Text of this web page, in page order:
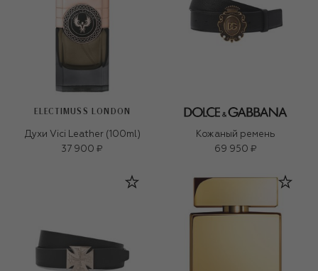
ELECTIMUSS LONDON
Духи Vici Leather (100ml)
37 900 ₽
Кожаный ремень
69 950 ₽